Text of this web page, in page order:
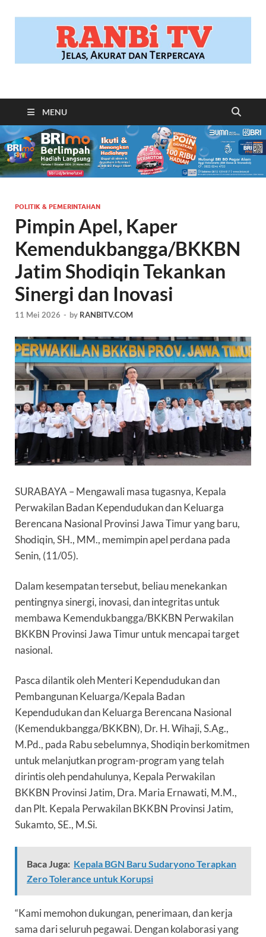
RANBITV.COM
MENU
POLITIK & PEMERINTAHAN
Pimpin Apel, Kaper
Kemendukbangga/BKKBN
Jatim Shodiqin Tekankan
Sinergi dan Inovasi
11 Mei 2026 - by RANBITV.COM
SURABAYA – Mengawali masa tugasnya, Kepala
Perwakilan Badan Kependudukan dan Keluarga
Berencana Nasional Provinsi Jawa Timur yang baru,
Shodiqin, SH., MM., memimpin apel perdana pada
Senin, (11/05).
Dalam kesempatan tersebut, beliau menekankan
pentingnya sinergi, inovasi, dan integritas untuk
membawa Kemendukbangga/BKKBN Perwakilan
BKKBN Provinsi Jawa Timur untuk mencapai target
nasional.
Pasca dilantik oleh Menteri Kependudukan dan
Pembangunan Keluarga/Kepala Badan
Kependudukan dan Keluarga Berencana Nasional
(Kemendukbangga/BKKBN), Dr. H. Wihaji, S.Ag.,
M.Pd., pada Rabu sebelumnya, Shodiqin berkomitmen
untuk melanjutkan program-program yang telah
dirintis oleh pendahulunya, Kepala Perwakilan
BKKBN Provinsi Jatim, Dra. Maria Ernawati, M.M.,
dan Plt. Kepala Perwakilan BKKBN Provinsi Jatim,
Sukamto, SE., M.Si.
Baca Juga: Kepala BGN Baru Sudaryono Terapkan
Zero Tolerance untuk Korupsi
“Kami memohon dukungan, penerimaan, dan kerja
sama dari seluruh pegawai. Dengan kolaborasi yang